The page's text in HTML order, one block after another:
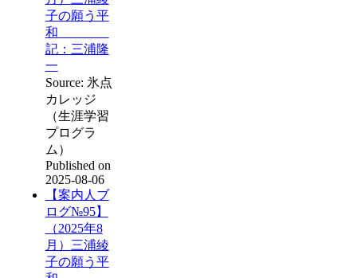
子の願う平
和
記：三浦隆
一
Source: 氷点
カレッジ
（生涯学習
プログラ
ム）
Published on
2025-08-06
【案内人ブ
ログ№95】
（2025年8
月）三浦綾
子の願う平